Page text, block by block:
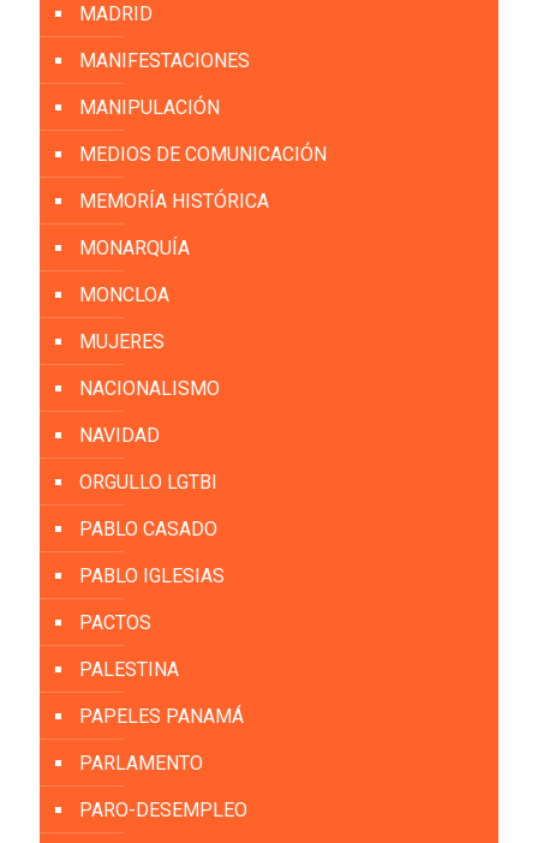
MADRID
MANIFESTACIONES
MANIPULACIÓN
MEDIOS DE COMUNICACIÓN
MEMORÍA HISTÓRICA
MONARQUÍA
MONCLOA
MUJERES
NACIONALISMO
NAVIDAD
ORGULLO LGTBI
PABLO CASADO
PABLO IGLESIAS
PACTOS
PALESTINA
PAPELES PANAMÁ
PARLAMENTO
PARO-DESEMPLEO